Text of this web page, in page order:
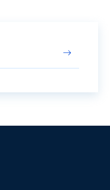
swiss-national-
@swissnationalbank